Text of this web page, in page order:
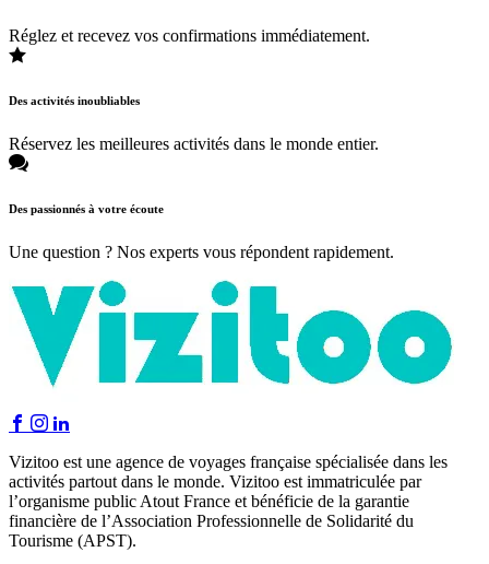
Réglez et recevez vos confirmations immédiatement.
Des activités inoubliables
Réservez les meilleures activités dans le monde entier.
Des passionnés à votre écoute
Une question ? Nos experts vous répondent rapidement.
Vizitoo est une agence de voyages française spécialisée dans les
activités partout dans le monde. Vizitoo est immatriculée par
l’organisme public Atout France et bénéficie de la garantie
financière de l’Association Professionnelle de Solidarité du
Tourisme (APST).